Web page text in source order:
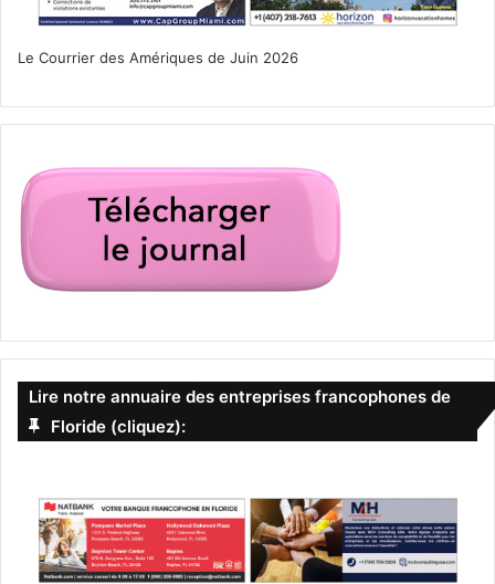
Le Courrier des Amériques de Juin 2026
Lire notre annuaire des entreprises francophones de
Floride (cliquez):